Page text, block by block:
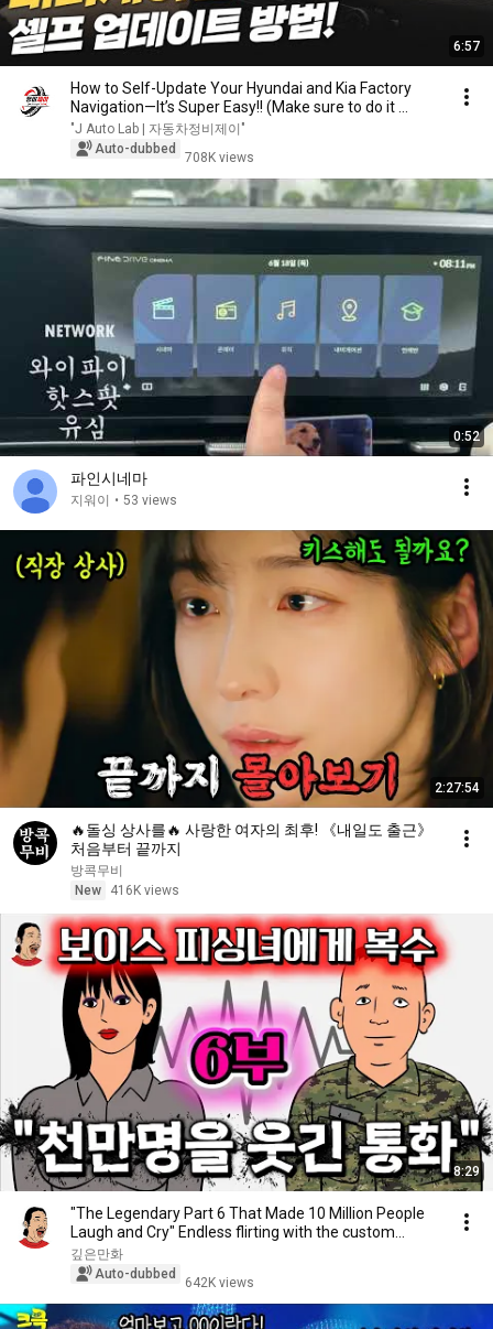
6:57
How to Self-Update Your Hyundai and Kia Factory
Navigation—It’s Super Easy!! (Make sure to do it ...
"J Auto Lab | 자동차정비제이"
Auto-dubbed
708K views
0:52
파인시네마
지워이 • 53 views
2:27:54
🔥돌싱 상사를🔥 사랑한 여자의 최후! 《내일도 출근》
처음부터 끝까지
방콕무비
New
416K views
8:29
"The Legendary Part 6 That Made 10 Million People
Laugh and Cry" Endless flirting with the custom...
깊은만화
Auto-dubbed
642K views